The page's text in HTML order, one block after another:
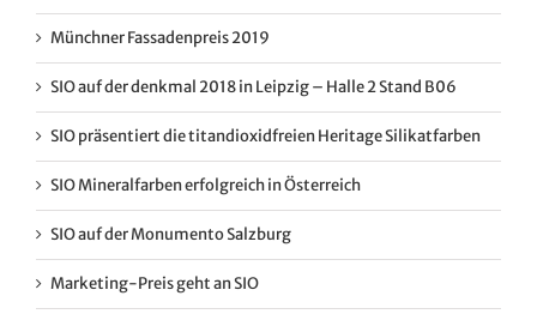
Münchner Fassadenpreis 2019
SIO auf der denkmal 2018 in Leipzig – Halle 2 Stand B06
SIO präsentiert die titandioxidfreien Heritage Silikatfarben
SIO Mineralfarben erfolgreich in Österreich
SIO auf der Monumento Salzburg
Marketing-Preis geht an SIO